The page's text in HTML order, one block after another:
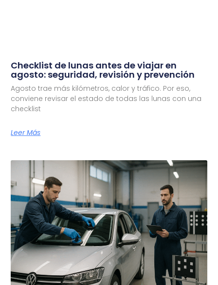
Checklist de lunas antes de viajar en
agosto: seguridad, revisión y prevención
Agosto trae más kilómetros, calor y tráfico. Por eso,
conviene revisar el estado de todas las lunas con una
checklist
Leer Más